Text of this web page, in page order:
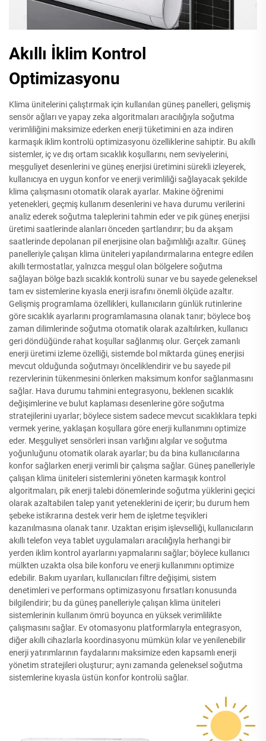
Akıllı İklim Kontrol
Optimizasyonu
Klima ünitelerini çalıştırmak için kullanılan güneş panelleri, gelişmiş
sensör ağları ve yapay zeka algoritmaları aracılığıyla soğutma
verimliliğini maksimize ederken enerji tüketimini en aza indiren
karmaşık iklim kontrolü optimizasyonu özelliklerine sahiptir. Bu akıllı
sistemler, iç ve dış ortam sıcaklık koşullarını, nem seviyelerini,
meşguliyet desenlerini ve güneş enerjisi üretimini sürekli izleyerek,
kullanıcıya en uygun konfor ve enerji verimliliği sağlayacak şekilde
klima çalışmasını otomatik olarak ayarlar. Makine öğrenimi
yetenekleri, geçmiş kullanım desenlerini ve hava durumu verilerini
analiz ederek soğutma taleplerini tahmin eder ve pik güneş enerjisi
üretimi saatlerinde alanları önceden şartlandırır; bu da akşam
saatlerinde depolanan pil enerjisine olan bağımlılığı azaltır. Güneş
panelleriyle çalışan klima üniteleri yapılandırmalarına entegre edilen
akıllı termostatlar, yalnızca meşgul olan bölgelere soğutma
sağlayan bölge bazlı sıcaklık kontrolü sunar ve bu sayede geleneksel
tam ev sistemlerine kıyasla enerji israfını önemli ölçüde azaltır.
Gelişmiş programlama özellikleri, kullanıcıların günlük rutinlerine
göre sıcaklık ayarlarını programlamasına olanak tanır; böylece boş
zaman dilimlerinde soğutma otomatik olarak azaltılırken, kullanıcı
geri döndüğünde rahat koşullar sağlanmış olur. Gerçek zamanlı
enerji üretimi izleme özelliği, sistemde bol miktarda güneş enerjisi
mevcut olduğunda soğutmayı önceliklendirir ve bu sayede pil
rezervlerinin tükenmesini önlerken maksimum konfor sağlanmasını
sağlar. Hava durumu tahmini entegrasyonu, beklenen sıcaklık
değişimlerine ve bulut kaplaması desenlerine göre soğutma
stratejilerini uyarlar; böylece sistem sadece mevcut sıcaklıklara tepki
vermek yerine, yaklaşan koşullara göre enerji kullanımını optimize
eder. Meşguliyet sensörleri insan varlığını algılar ve soğutma
yoğunluğunu otomatik olarak ayarlar; bu da bina kullanıcılarına
konfor sağlarken enerji verimli bir çalışma sağlar. Güneş panelleriyle
çalışan klima üniteleri sistemlerini yöneten karmaşık kontrol
algoritmaları, pik enerji talebi dönemlerinde soğutma yüklerini geçici
olarak azaltabilen talep yanıt yeteneklerini de içerir; bu durum hem
şebeke istikrarına destek verir hem de işletme teşvikleri
kazanılmasına olanak tanır. Uzaktan erişim işlevselliği, kullanıcıların
akıllı telefon veya tablet uygulamaları aracılığıyla herhangi bir
yerden iklim kontrol ayarlarını yapmalarını sağlar; böylece kullanıcı
mülkten uzakta olsa bile konforu ve enerji kullanımını optimize
edebilir. Bakım uyarıları, kullanıcıları filtre değişimi, sistem
denetimleri ve performans optimizasyonu fırsatları konusunda
bilgilendirir; bu da güneş panelleriyle çalışan klima üniteleri
sistemlerinin kullanım ömrü boyunca en yüksek verimlilikte
çalışmasını sağlar. Ev otomasyonu platformlarıyla entegrasyon,
diğer akıllı cihazlarla koordinasyonu mümkün kılar ve yenilenebilir
enerji yatırımlarının faydalarını maksimize eden kapsamlı enerji
yönetim stratejileri oluşturur; aynı zamanda geleneksel soğutma
sistemlerine kıyasla üstün konfor kontrolü sağlar.